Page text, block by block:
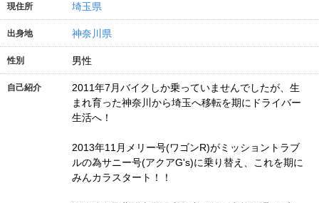
現住所 埼玉県
出身地 神奈川県
性別 男性
自己紹介
2011年7月バイクしか乗っていませんでしたが、生
まれ育った神奈川から埼玉へ移転を期にドライバー
生活へ！
2013年11月メリー号(ワゴンR)がミッショントラブ
ルの為サニー号(アクアG's)に乗り替え、これを期に
みんカラスタート！！